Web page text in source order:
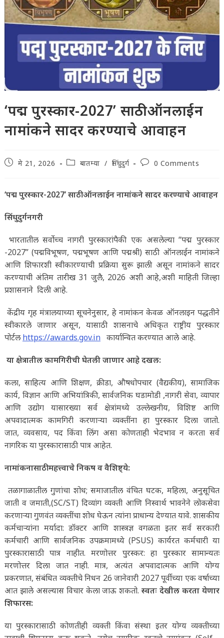
‘पद्म पुरस्कार-2027’ साठी ऑनलाईन
नामांकने सादर करण्याचे आवाहन
Postमे 21, 2026
Postबातम्या / सिंधुदुर्ग
Post0 Comments
‘पद्म पुरस्कार-2027’ साठी ऑनलाईन नामांकने सादर करण्याचे आवाहन
सिंधुदुर्गनगरी
भारतातील सर्वोच्च नागरी पुरस्कारांपैकी एक असलेल्या “पद्म पुरस्कार
-2027” (पद्मविभूषण, पद्मभूषण आणि पद्मश्री) साठी ऑनलाईन नामांकने
आणि शिफारशी स्वीकारण्याची प्रक्रिया सुरू झाली असून नामांकने सादर
करण्याची अंतिम तारीख 31 जुलै, 2026 अशी आहे,अशी माहिती जिल्हा
प्रशासनाने दिली आहे.
केंद्रीय गृह मंत्रालयाच्या सूचनेनुसार, हे नामांकन केवळ ऑनलाइन पद्धतीने
स्वीकारले जाणार असून, यासाठी शासनाचे अधिकृत राष्ट्रीय पुरस्कार
पोर्टल https://awards.gov.inकार्यान्वित करण्यात आले आहे.
या क्षेत्रातील कामगिरीची घेतली जाणार आहे दखल:
कला, साहित्य आणि शिक्षण, क्रीडा, औषधोपचार (वैद्यकीय), सामाजिक
कार्य, विज्ञान आणि अभियांत्रिकी, सार्वजनिक घडामोडी ,नागरी सेवा, व्यापार
आणि उद्योग यासारख्या सर्व क्षेत्रांमध्ये उल्लेखनीय, विशिष्ट आणि
अपवादात्मक कामगिरी करणाऱ्या व्यक्तींना हा पुरस्कार दिला जातो.
जात, व्यवसाय, पद किंवा लिंग असा कोणताही भेदभाव न करता सर्व
नागरिक या पुरस्कारासाठी पात्र आहेत.
नामांकनासाठी महत्त्वाचे निकष व वैशिष्ट्ये:
तळागाळातील गुणांचा शोध; समाजातील वंचित घटक, महिला, अनुसूचित
जाती व जमाती,(SC/ST) दिव्यांग व्यक्ती आणि निस्वार्थ भावनेने लोकसेवा
करणाऱ्या गुणवंत व्यक्तींचा शोध घेऊन त्यांना प्राधान्य देण्यात यावे. शासकीय
कर्मचाऱ्यांना मर्यादा: डॉक्टर आणि शास्त्रज्ञ वगळता इतर सर्व सरकारी
कर्मचारी आणि सार्वजनिक उपक्रमामध्ये (PSUS) कार्यरत कर्मचारी या
पुरस्कारासाठी पात्र नाहीत. मरणोत्तर पुरस्कर: हा पुरस्कार सामान्यतः
मरणोत्तर दिला जात नाही. मात्र, अत्यंत अपवादात्मक आणि योग्य
प्रकरणात, संबंधित व्यक्तीचे निधन 26 जानेवारी 2027 पूर्वीच्या एक वर्षाच्या
आत झाले असल्यास विचार केला जाऊ शकतो.स्वतः देखील करता येणार
शिफारस:
या पुरस्कारासाठी कोणतीही व्यक्ती किंवा संस्था इतर योग्य व्यक्तीच्या